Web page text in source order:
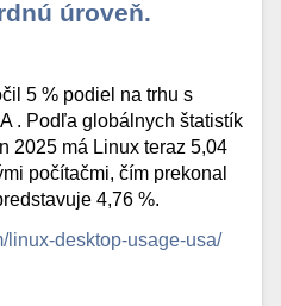
úroveň.
5 % podiel na trhu s
. Podľa globálnych štatistík
2025 má Linux teraz 5,04
počítačmi, čím prekonal
4,76 %.
linux-desktop-usage-usa/